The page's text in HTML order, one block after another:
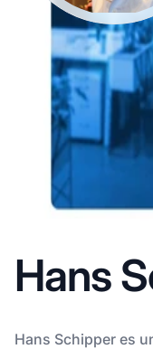
Hans
Hans Schipper es